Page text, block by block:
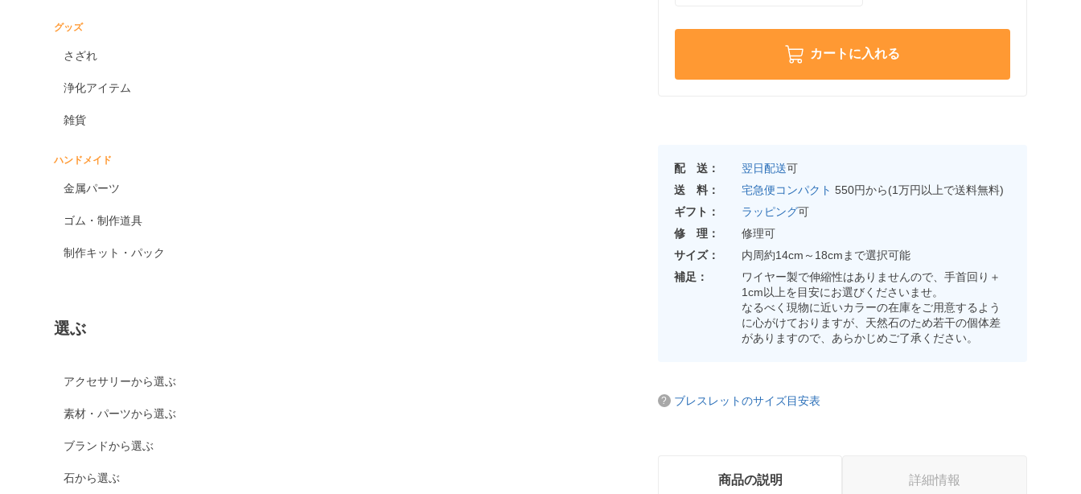
グッズ
さざれ
浄化アイテム
雑貨
ハンドメイド
金属パーツ
ゴム・制作道具
制作キット・パック
選ぶ
アクセサリーから選ぶ
素材・パーツから選ぶ
ブランドから選ぶ
石から選ぶ
カートに入れる
配 送： 翌日配送可
送 料：
宅急便コンパクト 550円から(1万円以上で送料無料)
ギフト：
ラッピング可
修 理：
修理可
サイズ：
内周約14cm～18cmまで選択可能
補足：
ワイヤー製で伸縮性はありませんので、手首回り＋
1cm以上を目安にお選びくださいませ。
なるべく現物に近いカラーの在庫をご用意するよう
に心がけておりますが、天然石のため若干の個体差
がありますので、あらかじめご了承ください。
ブレスレットのサイズ目安表
商品の説明 詳細情報